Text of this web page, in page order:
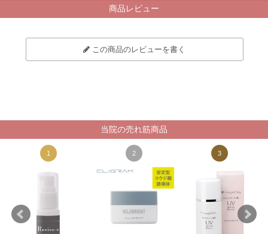
商品レビュー
この商品のレビューを書く
当院の売れ筋商品
1 2 3